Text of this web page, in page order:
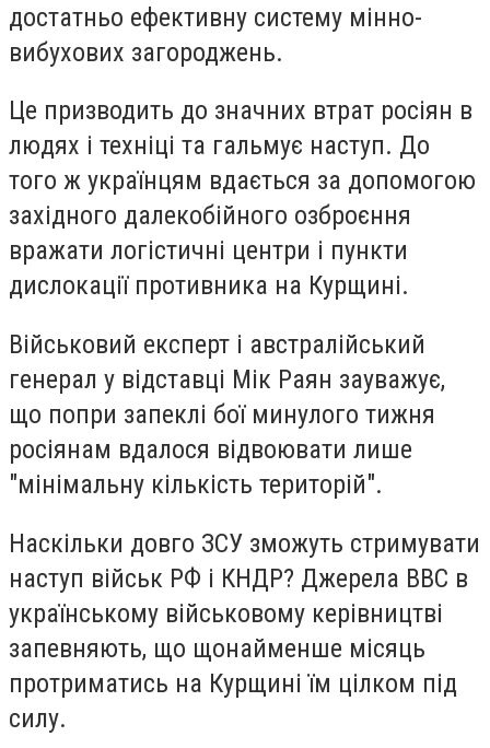
достатньо ефективну систему мінно-
вибухових загороджень.
Це призводить до значних втрат росіян в
людях і техніці та гальмує наступ. До
того ж українцям вдається за допомогою
західного далекобійного озброєння
вражати логістичні центри і пункти
дислокації противника на Курщині.
Військовий експерт і австралійський
генерал у відставці Мік Раян зауважує,
що попри запеклі бої минулого тижня
росіянам вдалося відвоювати лише
"мінімальну кількість територій".
Наскільки довго ЗСУ зможуть стримувати
наступ військ РФ і КНДР? Джерела ВВС в
українському військовому керівництві
запевняють, що щонайменше місяць
протриматись на Курщині їм цілком під
силу.